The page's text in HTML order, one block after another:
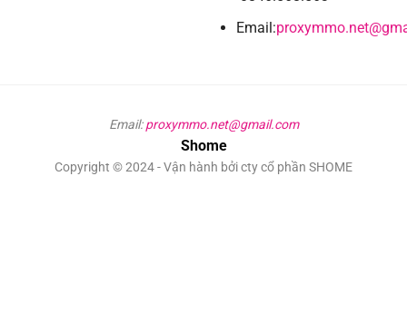
Email:
Email:proxymmo.net@gmail.com
Shome
Copyright © 2024 - Vận hành bởi cty cổ phần SHOME